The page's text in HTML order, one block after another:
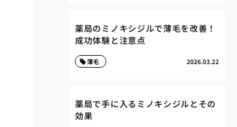
薬局のミノキシジルで薄毛を改善！
成功体験と注意点
2026.03.22
薄毛
薬局で手に入るミノキシジルとその
効果